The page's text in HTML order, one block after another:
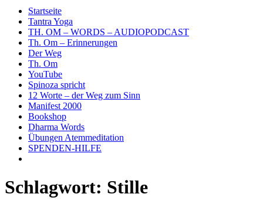
Startseite
Tantra Yoga
TH. OM – WORDS – AUDIOPODCAST
Th. Om – Erinnerungen
Der Weg
Th. Om
YouTube
Spinoza spricht
12 Worte – der Weg zum Sinn
Manifest 2000
Bookshop
Dharma Words
Übungen Atemmeditation
SPENDEN-HILFE
Schlagwort: Stille